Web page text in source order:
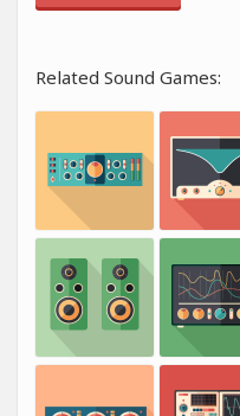
Related Sound Games: